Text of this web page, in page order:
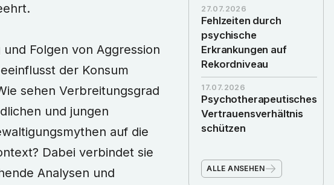
Folgen von Aggression
der Konsum
sehen Verbreitungsgrad
und jungen
auf die
Dabei verbindet sie
Analysen und
27.07.2026
Fehlzeiten durch
psychische
Erkrankungen auf
Rekordniveau
17.07.2026
Psychotherapeutisches
Vertrauensverhältnis
schützen
ALLE ANSEHEN